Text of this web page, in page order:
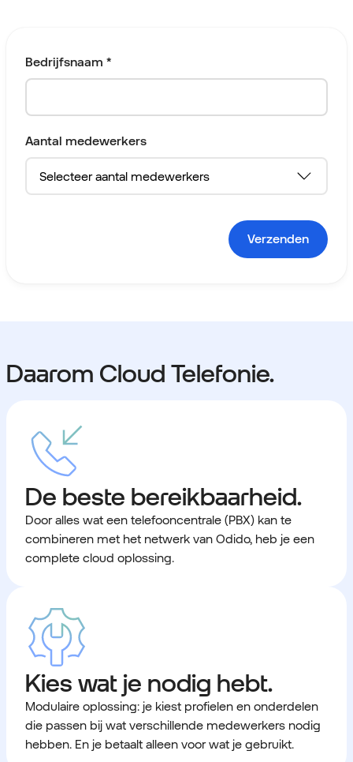
Bedrijfsnaam *
Aantal medewerkers
Verzenden
Daarom Cloud Telefonie.
De beste bereikbaarheid.
Door alles wat een telefooncentrale (PBX) kan te
combineren met het netwerk van Odido, heb je een
complete cloud oplossing.
Kies wat je nodig hebt.
Modulaire oplossing: je kiest profielen en onderdelen
die passen bij wat verschillende medewerkers nodig
hebben. En je betaalt alleen voor wat je gebruikt.